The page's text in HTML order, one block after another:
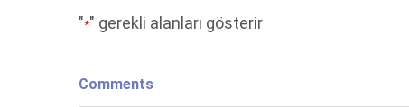
"*" gerekli alanları gösterir
Comments